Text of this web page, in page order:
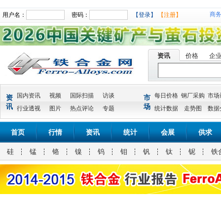
用户名： 密码： 【登录】 【注册】 商
资讯 价格 企
资
讯
国内资讯 视频 国际扫描
访谈
行业透视
图片 热点评论 专题
市
场
每日价格 钢厂采购 市场
统计数据
走势图 数据
首页 行情 资讯 统计 会展 供求
硅 锰 铬 镍 钨 钼 钒 钛 铌 铁